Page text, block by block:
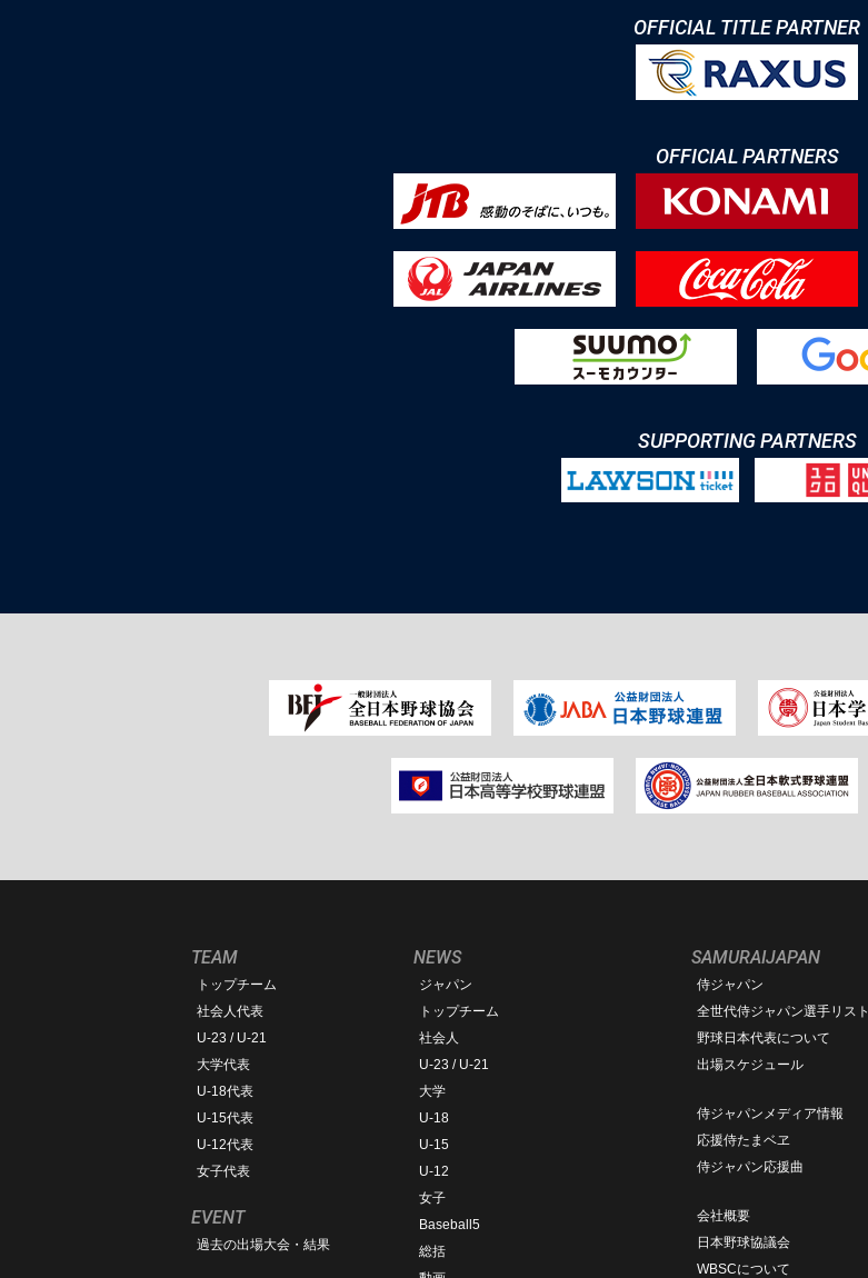
OFFICIAL TITLE PARTNER
OFFICIAL PARTNERS
SUPPORTING PARTNERS
TEAM
トップチーム
社会人代表
U-23 / U-21
大学代表
U-18代表
U-15代表
U-12代表
女子代表
EVENT
過去の出場大会・結果
NEWS
ジャパン
トップチーム
社会人
U-23 / U-21
大学
U-18
U-15
U-12
女子
Baseball5
総括
SAMURAIJAPAN
侍ジャパン
全世代侍ジャパン選手リスト
野球日本代表について
出場スケジュール
侍ジャパンメディア情報
応援侍たまベヱ
侍ジャパン応援曲
会社概要
日本野球協議会
WBSCについて